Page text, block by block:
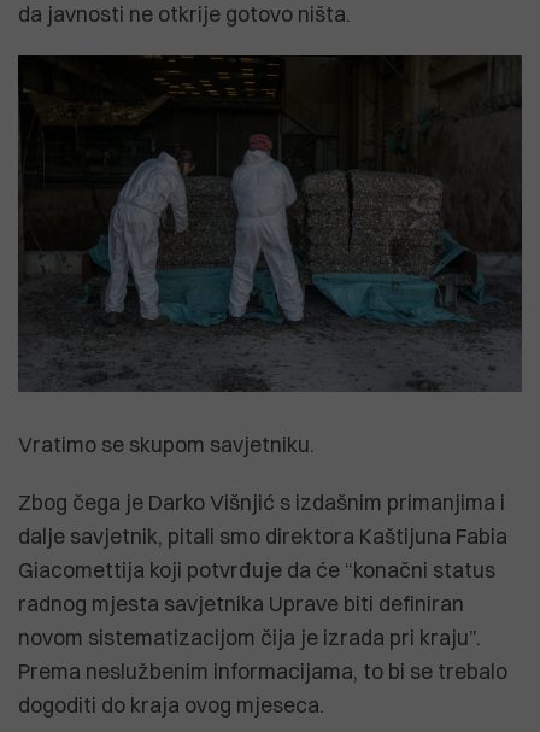
da javnosti ne otkrije gotovo ništa.
Vratimo se skupom savjetniku.
Zbog čega je Darko Višnjić s izdašnim primanjima i
dalje savjetnik, pitali smo direktora Kaštijuna Fabia
Giacomettija koji potvrđuje da će “konačni status
radnog mjesta savjetnika Uprave biti definiran
novom sistematizacijom čija je izrada pri kraju”.
Prema neslužbenim informacijama, to bi se trebalo
dogoditi do kraja ovog mjeseca.